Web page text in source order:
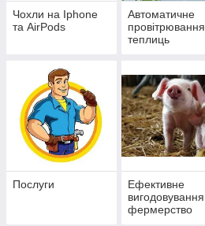
Чохли на Iphone
та AirPods
Автоматичне
провітрювання
теплиць
Послуги
Ефективне
вигодовування,
фермерство